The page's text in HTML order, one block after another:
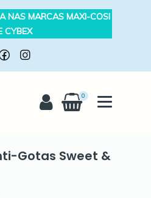
NAS MARCAS MAXI-COSI
CYBEX
0
Gotas Sweet &